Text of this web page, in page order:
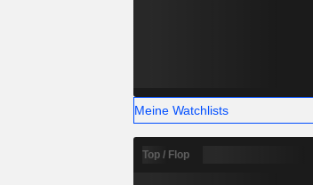
Meine Watchlists
Top / Flop